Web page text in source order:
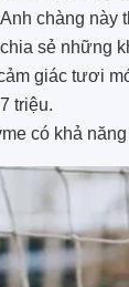
chàng
sẻ những
giác tươi
triệu.
có khả